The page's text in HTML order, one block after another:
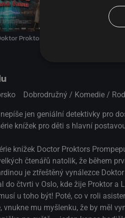
Proktor a vana času
Dobrodružný / Komedie /
jen geniální detektivky pro
knížek pro děti s hlavní
knížek Doctor Proktors
čtenářů natolik, že během
je ztřeštěný vynálezce
do čtvrti v Oslo, kde žije Proktor
u toho být! Poté, co v roli
vnukne mu myšlenku, že by měl